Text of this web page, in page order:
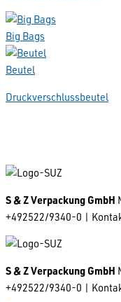
Big Bags
Beutel
Druckverschlussbeutel
S & Z Verpackung GmbH
+492522/9340-0 |
S & Z Verpackung GmbH
+492522/9340-0 |